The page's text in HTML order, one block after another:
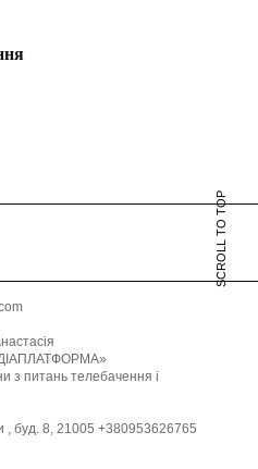
SCROLL TO TOP
з питань телебачення і
, буд. 8, 21005 +380953626765